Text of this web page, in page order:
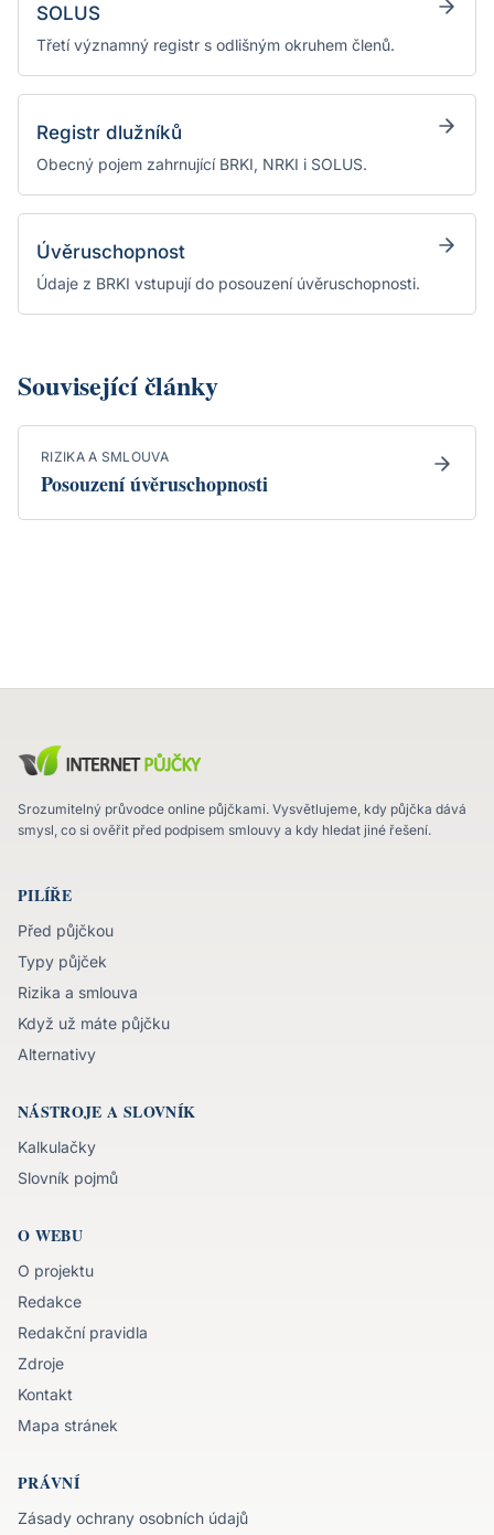
SOLUS
Třetí významný registr s odlišným okruhem členů.
Registr dlužníků
Obecný pojem zahrnující BRKI, NRKI i SOLUS.
Úvěruschopnost
Údaje z BRKI vstupují do posouzení úvěruschopnosti.
Související články
RIZIKA A SMLOUVA
Posouzení úvěruschopnosti
Srozumitelný průvodce online půjčkami. Vysvětlujeme, kdy půjčka dává
smysl, co si ověřit před podpisem smlouvy a kdy hledat jiné řešení.
PILÍŘE
Před půjčkou
Typy půjček
Rizika a smlouva
Když už máte půjčku
Alternativy
NÁSTROJE A SLOVNÍK
Kalkulačky
Slovník pojmů
O WEBU
O projektu
Redakce
Redakční pravidla
Zdroje
Kontakt
Mapa stránek
PRÁVNÍ
Zásady ochrany osobních údajů